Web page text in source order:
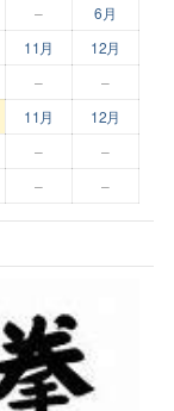
–
6月
11月 12月
–
–
11月 12月
–
–
– –